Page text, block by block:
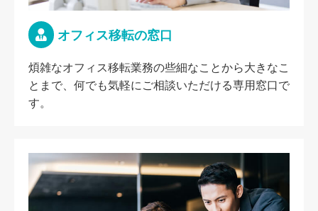
オフィス移転の窓口
煩雑なオフィス移転業務の些細なことから大きなこ
とまで、何でも気軽にご相談いただける専用窓口で
す。